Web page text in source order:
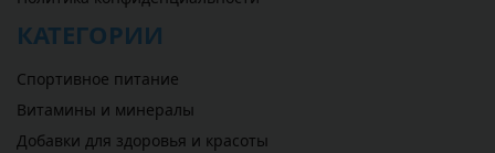
КАТЕГОРИИ
Спортивное питание
Витамины и минералы
Добавки для здоровья и красоты